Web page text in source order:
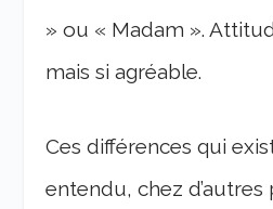
» ou « Madam ».
mais si agréable.
Ces différences qui
entendu, chez